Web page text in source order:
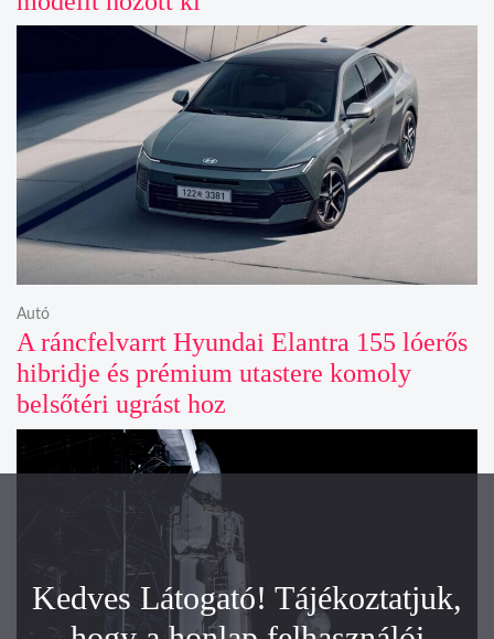
A ráncfelvarrt Hyundai Elantra 155 lóerős
hibridje és prémium utastere komoly
belsőtéri ugrást hoz
Autó
Kedves Látogató! Tájékoztatjuk,